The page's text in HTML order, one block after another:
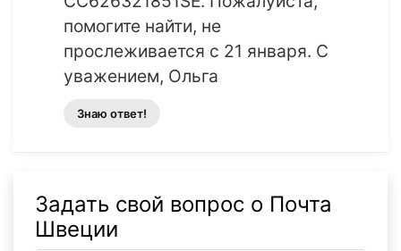
помогите найти, не
прослеживается с 21 января. С
уважением, Ольга
Знаю ответ!
Задать свой вопрос о Почта
Швеции